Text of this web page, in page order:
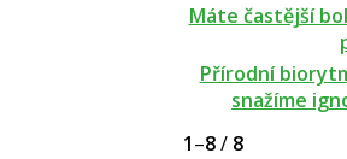
Máte častější
Přírodní
snažíme
1–8/ 8